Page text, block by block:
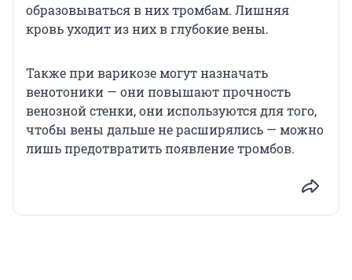
образовываться в них тромбам. Лишняя
кровь уходит из них в глубокие вены.
Также при варикозе могут назначать
венотоники — они повышают прочность
венозной стенки, они используются для того,
чтобы вены дальше не расширялись — можно
лишь предотвратить появление тромбов.